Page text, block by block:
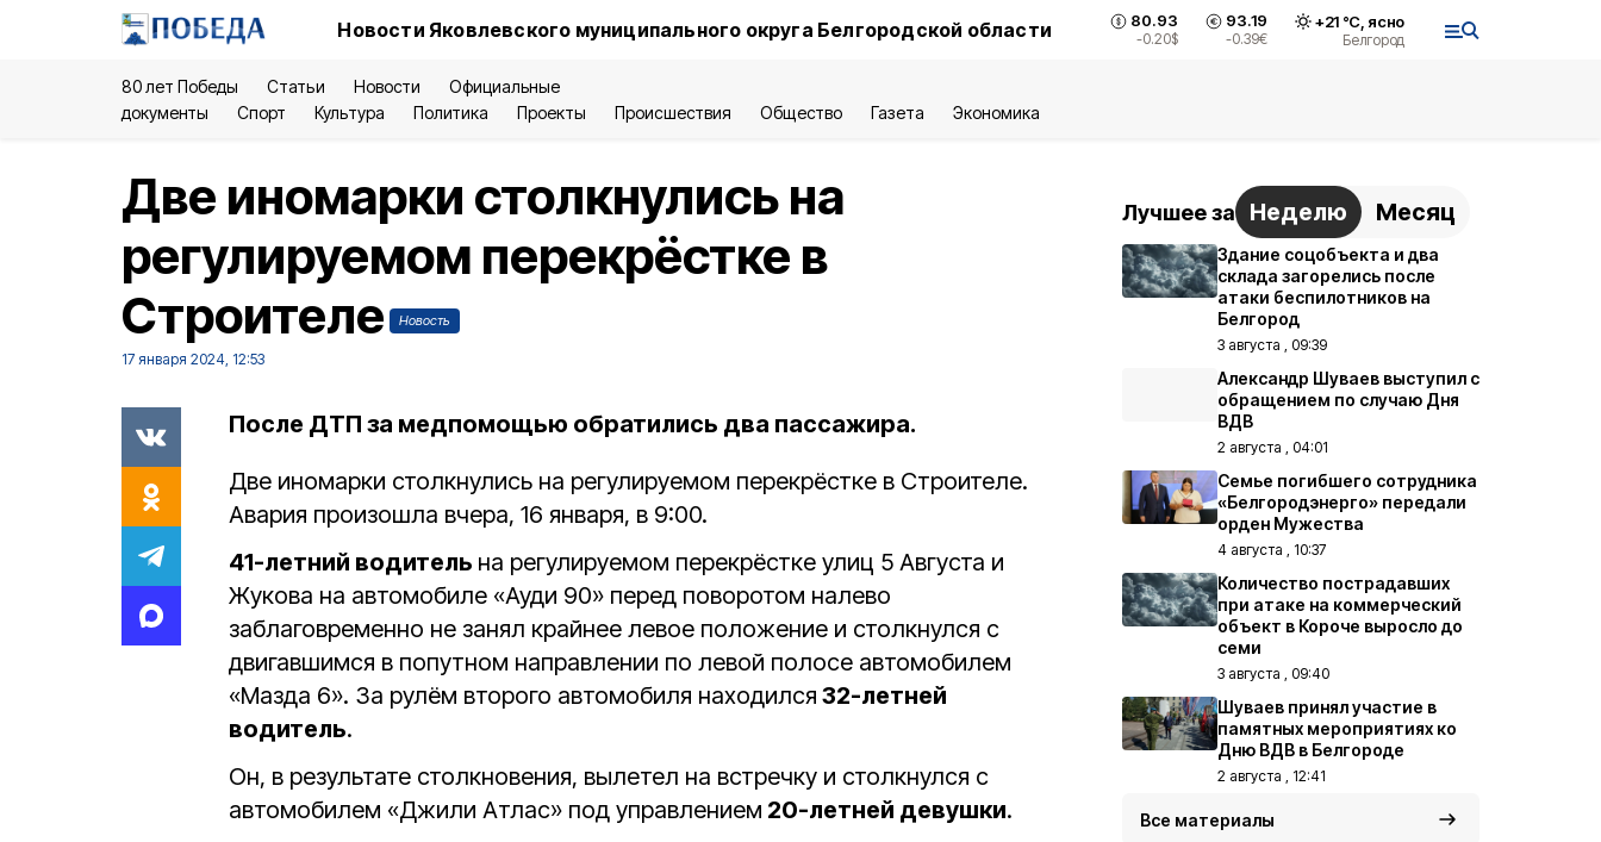
Новости Яковлевского муниципального округа Белгородской области 80.93
-0.20$
93.19
-0.39€
+21°С, ясно
Белгород
80 лет Победы Статьи Новости
Официальные
документы
Спорт Культура Политика Проекты Происшествия Общество Газета Экономика
Две иномарки столкнулись на
регулируемом перекрёстке в
Строителе
Новость
17 января 2024, 12:53
После ДТП за медпомощью обратились два пассажира.
Две иномарки столкнулись на регулируемом перекрёстке в Строителе.
Авария произошла вчера, 16 января, в 9:00.
41-летний водитель на регулируемом перекрёстке улиц 5 Августа и
Жукова на автомобиле «Ауди 90» перед поворотом налево
заблаговременно не занял крайнее левое положение и столкнулся с
двигавшимся в попутном направлении по левой полосе автомобилем
«Мазда 6». За рулём второго автомобиля находился 32-летней
водитель.
Он, в результате столкновения, вылетел на встречку и столкнулся с
автомобилем «Джили Атлас» под управлением 20-летней девушки.
Лучшее за Неделю Месяц
Здание соцобъекта и два
склада загорелись после
атаки беспилотников на
Белгород
3 августа , 09:39
Александр Шуваев выступил с
обращением по случаю Дня
ВДВ
2 августа , 04:01
Семье погибшего сотрудника
«Белгородэнерго» передали
орден Мужества
4 августа , 10:37
Количество пострадавших
при атаке на коммерческий
объект в Короче выросло до
семи
3 августа , 09:40
Шуваев принял участие в
памятных мероприятиях ко
Дню ВДВ в Белгороде
2 августа , 12:41
Все материалы